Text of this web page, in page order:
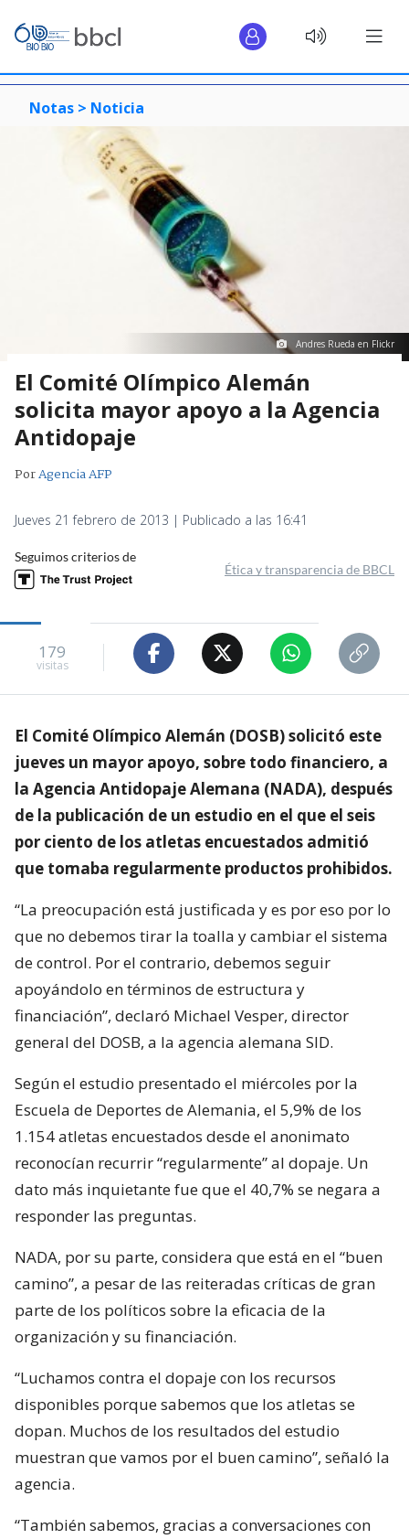
Notas > Noticia
Andres Rueda en Flickr
El Comité Olímpico Alemán
solicita mayor apoyo a la Agencia
Antidopaje
PorAgencia AFP
Jueves 21 febrero de 2013 | Publicado a las 16:41
Seguimos criterios de
Ética y transparencia de BBCL
179
visitas
El Comité Olímpico Alemán (DOSB) solicitó este
jueves un mayor apoyo, sobre todo financiero, a
la Agencia Antidopaje Alemana (NADA), después
de la publicación de un estudio en el que el seis
por ciento de los atletas encuestados admitió
que tomaba regularmente productos prohibidos.
“La preocupación está justificada y es por eso por lo
que no debemos tirar la toalla y cambiar el sistema
de control. Por el contrario, debemos seguir
apoyándolo en términos de estructura y
financiación”, declaró Michael Vesper, director
general del DOSB, a la agencia alemana SID.
Según el estudio presentado el miércoles por la
Escuela de Deportes de Alemania, el 5,9% de los
1.154 atletas encuestados desde el anonimato
reconocían recurrir “regularmente” al dopaje. Un
dato más inquietante fue que el 40,7% se negara a
responder las preguntas.
NADA, por su parte, considera que está en el “buen
camino”, a pesar de las reiteradas críticas de gran
parte de los políticos sobre la eficacia de la
organización y su financiación.
“Luchamos contra el dopaje con los recursos
disponibles porque sabemos que los atletas se
dopan. Muchos de los resultados del estudio
muestran que vamos por el buen camino”, señaló la
agencia.
“También sabemos, gracias a conversaciones con